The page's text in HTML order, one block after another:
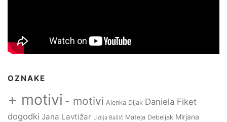
OZNAKE
+ motivi - motivi Alenka Dijak Daniela Fiket
dogodki Jana Lavtižar Lidija Bašič Mateja Debeljak Mirjana